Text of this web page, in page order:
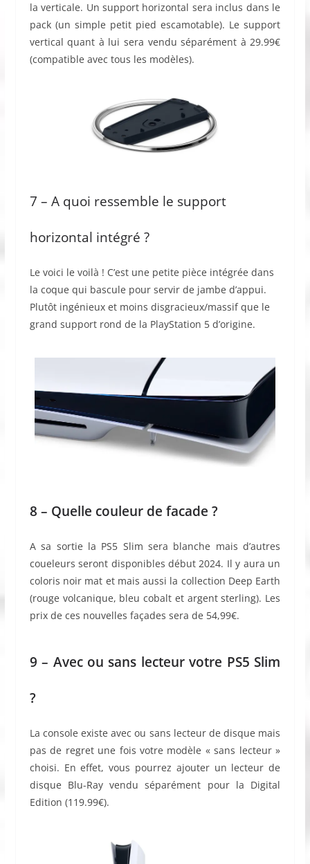
la verticale. Un support horizontal sera inclus dans le
pack (un simple petit pied escamotable). Le support
vertical quant à lui sera vendu séparément à 29.99€
(compatible avec tous les modèles).
7 – A quoi ressemble le support
horizontal intégré ?
Le voici le voilà ! C’est une petite pièce intégrée dans
la coque qui bascule pour servir de jambe d’appui.
Plutôt ingénieux et moins disgracieux/massif que le
grand support rond de la PlayStation 5 d’origine.
8 – Quelle couleur de facade ?
A sa sortie la PS5 Slim sera blanche mais d’autres
coueleurs seront disponibles début 2024. Il y aura un
coloris noir mat et mais aussi la collection Deep Earth
(rouge volcanique, bleu cobalt et argent sterling). Les
prix de ces nouvelles façades sera de 54,99€.
9 – Avec ou sans lecteur votre PS5 Slim
?
La console existe avec ou sans lecteur de disque mais
pas de regret une fois votre modèle « sans lecteur »
choisi. En effet, vous pourrez ajouter un lecteur de
disque Blu-Ray vendu séparément pour la Digital
Edition (119.99€).